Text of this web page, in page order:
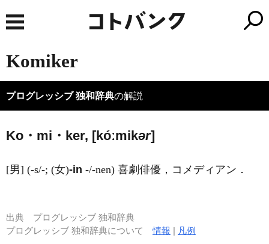
Komiker
プログレッシブ 独和辞典の解説
Ko・mi・ker, [kóːmikər]
[男] (-s/-; (女)-in -/-nen) 喜劇俳優，コメディアン．
出典 プログレッシブ 独和辞典
プログレッシブ 独和辞典について情報 | 凡例